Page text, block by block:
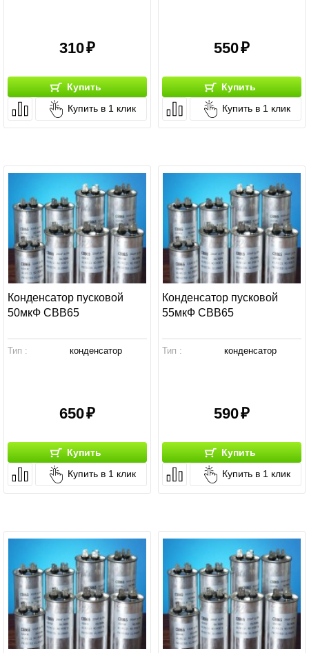
310
Купить
Купить в 1 клик
550
Купить
Купить в 1 клик
Конденсатор пусковой
50мкФ СВВ65
Тип : конденсатор
650
Купить
Купить в 1 клик
Конденсатор пусковой
55мкФ СВВ65
Тип : конденсатор
590
Купить
Купить в 1 клик